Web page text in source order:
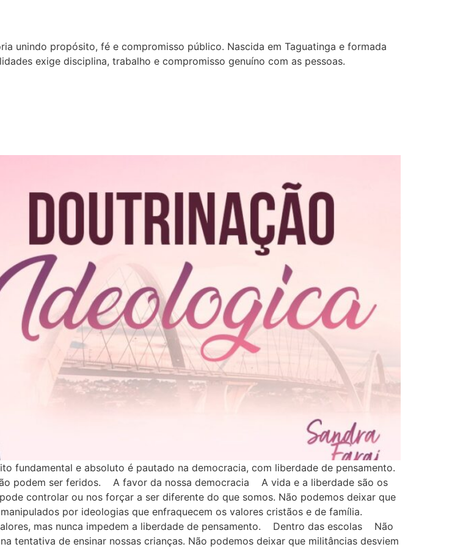
unindo propósito, fé e compromisso público. Nascida em Taguatinga e formada
exige disciplina, trabalho e compromisso genuíno com as pessoas.
fundamental e absoluto é pautado na democracia, com liberdade de pensamento.
podem ser feridos. A favor da nossa democracia A vida e a liberdade são os
controlar ou nos forçar a ser diferente do que somos. Não podemos deixar que
por ideologias que enfraquecem os valores cristãos e de família.
mas nunca impedem a liberdade de pensamento. Dentro das escolas Não
tentativa de ensinar nossas crianças. Não podemos deixar que militâncias desviem